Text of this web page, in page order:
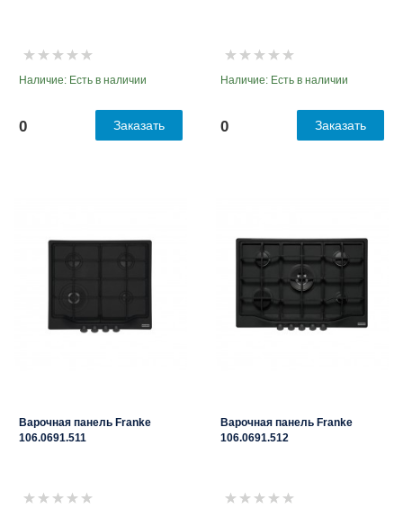
Наличие: Есть в наличии
0 Заказать
Наличие: Есть в наличии
0 Заказать
Варочная панель Franke
106.0691.511
Варочная панель Franke
106.0691.512